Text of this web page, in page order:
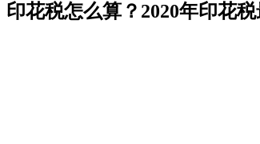
印花税怎么算？2020年印花